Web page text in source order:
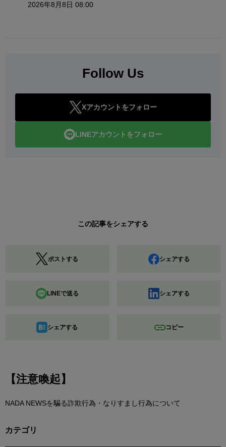
2026年8月8日 08:00
Follow Us
Xアカウントをフォロー
LINEアカウントをフォロー
この記事をシェアする
ポストする シェアする
LINEで送る シェアする
シェアする コピー
【注意喚起】
NADA NEWSを騙る詐欺行為・なりすまし行為について
カテゴリ